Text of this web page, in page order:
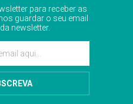
para receber as
guardar o seu email
newsletter.